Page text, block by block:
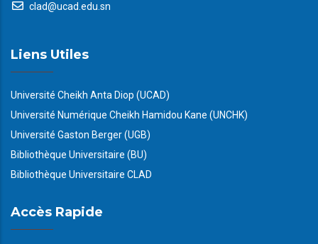
clad@ucad.edu.sn
Liens Utiles
Université Cheikh Anta Diop (UCAD)
Université Numérique Cheikh Hamidou Kane (UNCHK)
Université Gaston Berger (UGB)
Bibliothèque Universitaire (BU)
Bibliothèque Universitaire CLAD
Accès Rapide